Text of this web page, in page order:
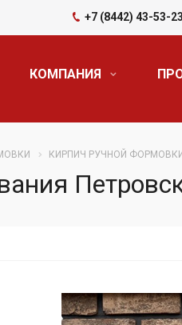
+7 (8442) 43-53-23
КОМПАНИЯ
КИРПИЧ РУЧНОЙ ФОРМОВКИ